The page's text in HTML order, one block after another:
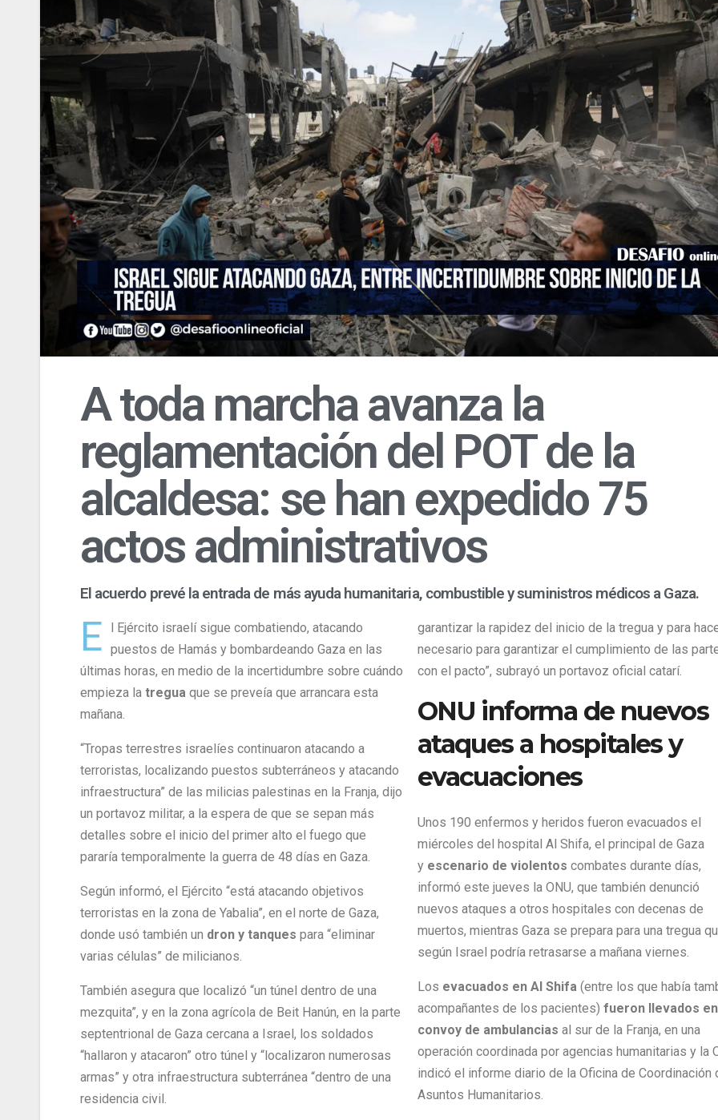
A toda marcha avanza la
reglamentación del POT de la
alcaldesa: se han expedido 75
actos administrativos​
El acuerdo prevé la entrada de más ayuda humanitaria, combustible y suministros médicos a Gaza.
E
l Ejército israelí sigue combatiendo, atacando
puestos de Hamás y bombardeando Gaza en las
últimas horas, en medio de la incertidumbre sobre cuándo
empieza la tregua que se preveía que arrancara esta
mañana.
“Tropas terrestres israelíes continuaron atacando a
terroristas, localizando puestos subterráneos y atacando
infraestructura” de las milicias palestinas en la Franja, dijo
un portavoz militar, a la espera de que se sepan más
detalles sobre el inicio del primer alto el fuego que
pararía temporalmente la guerra de 48 días en Gaza.
Según informó, el Ejército “está atacando objetivos
terroristas en la zona de Yabalia”, en el norte de Gaza,
donde usó también un dron y tanques para “eliminar
varias células” de milicianos.
También asegura que localizó “un túnel dentro de una
mezquita”, y en la zona agrícola de Beit Hanún, en la parte
septentrional de Gaza cercana a Israel, los soldados
“hallaron y atacaron” otro túnel y “localizaron numerosas
armas” y otra infraestructura subterránea “dentro de una
residencia civil.
garantizar la rapidez del inicio de la tregua y para
necesario para garantizar el cumplimiento de las
con el pacto”, subrayó un portavoz oficial catarí.
ONU informa de nuevos
ataques a hospitales y
evacuaciones
Unos 190 enfermos y heridos fueron evacuados el
miércoles del hospital Al Shifa, el principal de Gaza
y escenario de violentos combates durante días,
informó este jueves la ONU, que también denunció
nuevos ataques a otros hospitales con decenas de
muertos, mientras Gaza se prepara para una tregua
según Israel podría retrasarse a mañana viernes.
Los evacuados en Al Shifa (entre los que había
acompañantes de los pacientes) fueron llevados
convoy de ambulancias al sur de la Franja, en una
operación coordinada por agencias humanitarias y la
indicó el informe diario de la Oficina de Coordinación
Asuntos Humanitarios.